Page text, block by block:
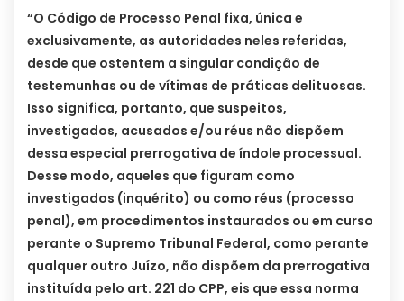
“O Código de Processo Penal fixa, única e
exclusivamente, as autoridades neles referidas,
desde que ostentem a singular condição de
testemunhas ou de vítimas de práticas delituosas.
Isso significa, portanto, que suspeitos,
investigados, acusados e/ou réus não dispõem
dessa especial prerrogativa de índole processual.
Desse modo, aqueles que figuram como
investigados (inquérito) ou como réus (processo
penal), em procedimentos instaurados ou em curso
perante o Supremo Tribunal Federal, como perante
qualquer outro Juízo, não dispõem da prerrogativa
instituída pelo art. 221 do CPP, eis que essa norma